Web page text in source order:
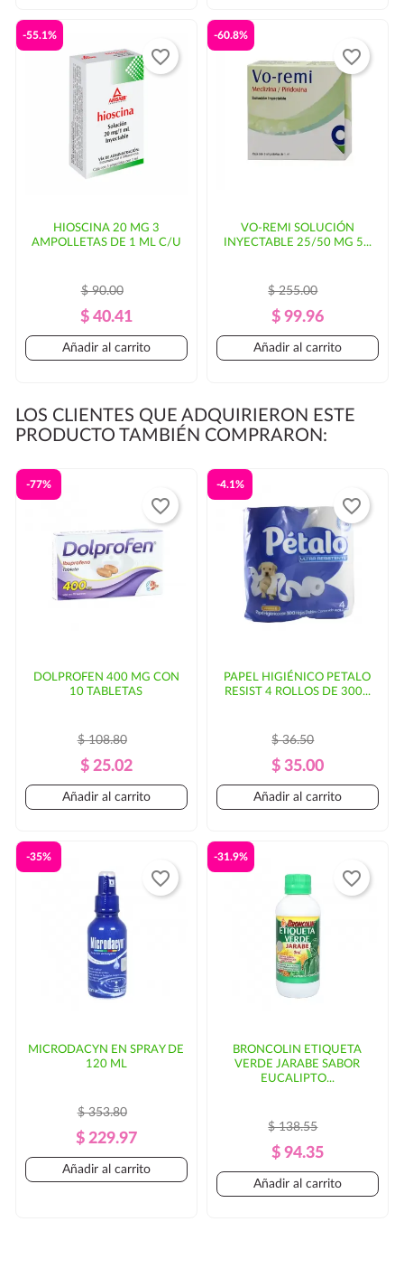
HIOSCINA 20 MG 3
AMPOLLETAS DE 1 ML C/U
Precio
Regular
$ 90.00
Precio
$ 40.41
-55.1%
Añadir al carrito
favorite_border
VO-REMI SOLUCIÓN
INYECTABLE 25/50 MG 5...
Precio
Regular
$ 255.00
Precio
$ 99.96
-60.8%
Añadir al carrito
favorite_border
LOS CLIENTES QUE ADQUIRIERON ESTE
PRODUCTO TAMBIÉN COMPRARON:
DOLPROFEN 400 MG CON
10 TABLETAS
Precio
Regular
$ 108.80
Precio
$ 25.02
-77%
Añadir al carrito
favorite_border
PAPEL HIGIÉNICO PETALO
RESIST 4 ROLLOS DE 300...
Precio
Regular
$ 36.50
Precio
$ 35.00
-4.1%
Añadir al carrito
favorite_border
MICRODACYN EN SPRAY DE
120 ML
Precio
Regular
$ 353.80
Precio
$ 229.97
-35%
Añadir al carrito
favorite_border
BRONCOLIN ETIQUETA
VERDE JARABE SABOR
EUCALIPTO...
Precio
Regular
$ 138.55
Precio
$ 94.35
-31.9%
Añadir al carrito
favorite_border